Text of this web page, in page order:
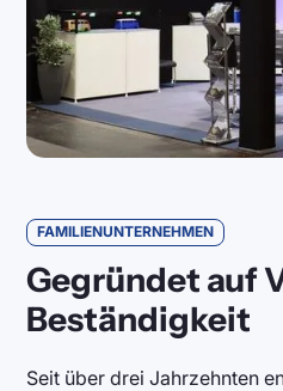
FAMILIENUNTERNEHMEN
Gegründet auf
Beständigkeit
Seit über drei Jahrzehnten